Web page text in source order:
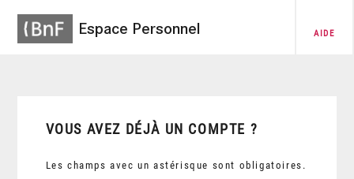
Espace Personnel AIDE
VOUS AVEZ DÉJÀ UN COMPTE ?
Les champs avec un astérisque sont obligatoires.